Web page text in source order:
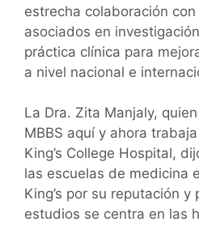
estrecha colaboración
asociados en
práctica clínica para
a nivel nacional e
La Dra. Zita Manjaly,
MBBS aquí y ahora
King’s College Hospital,
las escuelas de medicina
King’s por su reputación
estudios se centra en las